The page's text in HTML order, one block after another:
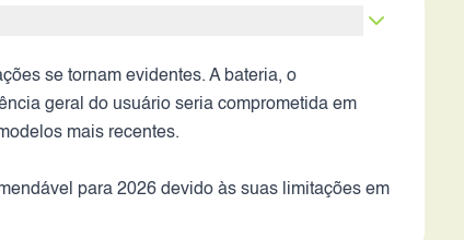
se tornam evidentes. A bateria, o
geral do usuário seria comprometida em
mais recentes.
para 2026 devido às suas limitações em